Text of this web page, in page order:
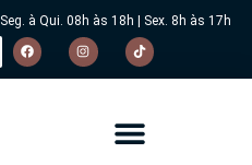
Seg. à Qui. 08h às 18h | Sex. 8h às 17h